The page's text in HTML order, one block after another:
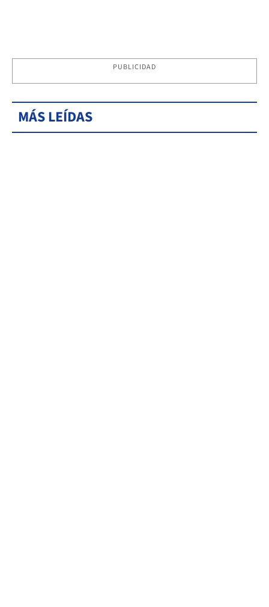
PUBLICIDAD
MÁS LEÍDAS